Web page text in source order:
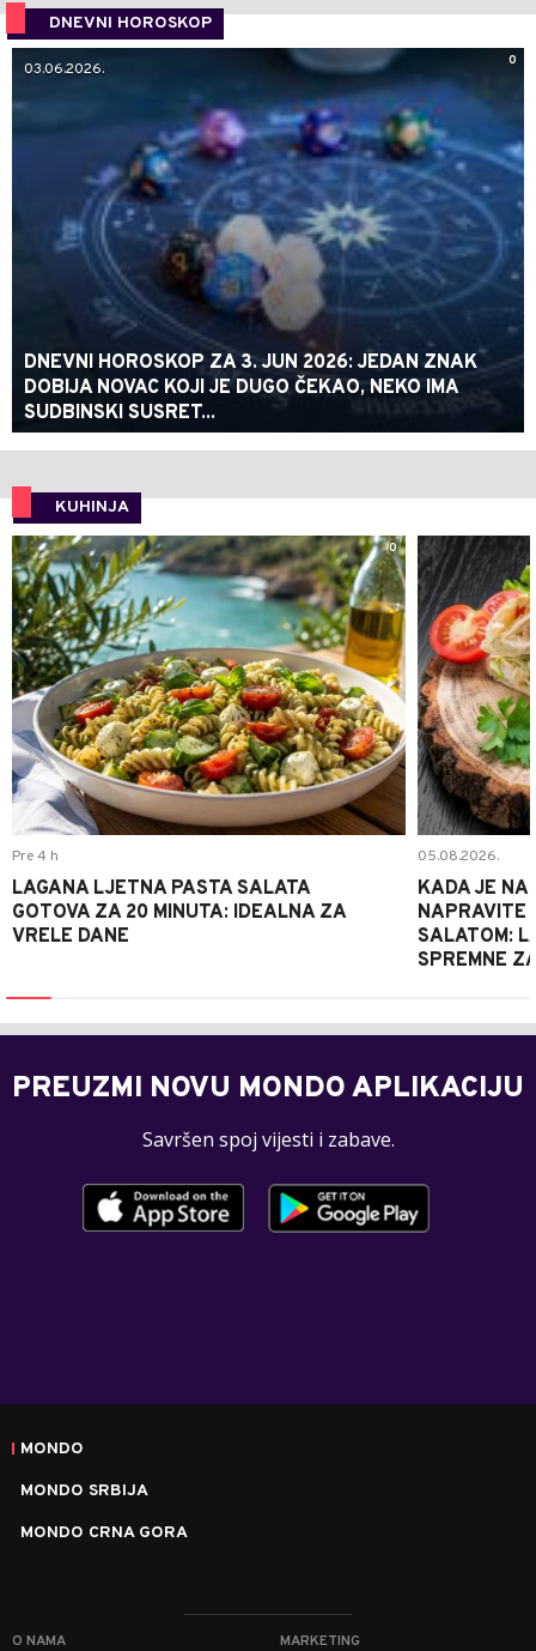
DNEVNI HOROSKOP
0
03.06.2026.
DNEVNI HOROSKOP ZA 3. JUN 2026: JEDAN ZNAK
DOBIJA NOVAC KOJI JE DUGO ČEKAO, NEKO IMA
SUDBINSKI SUSRET...
KUHINJA
0
Pre 4 h
LAGANA LJETNA PASTA SALATA
GOTOVA ZA 20 MINUTA: IDEALNA ZA
VRELE DANE
05.08.2026.
KADA JE
NAPRAVITE
SALATOM:
SPREMNE
PREUZMI NOVU MONDO APLIKACIJU
Savršen spoj vijesti i zabave.
MONDO
MONDO SRBIJA
MONDO CRNA GORA
O NAMA MARKETING